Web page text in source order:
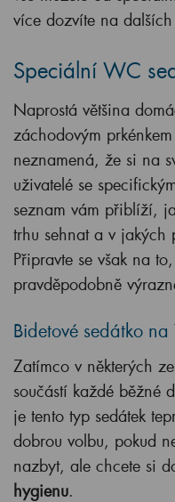
více dozvíte na
Speciální WC
Naprostá většina
záchodovým
neznamená, že si na
uživatelé se
seznam vám přiblíží,
trhu sehnat a v
Připravte se však na
pravděpodobně
Bidetové sedátko
Zatímco v některých
součástí každé běžné
je tento typ sedátek
dobrou volbu, pokud
nazbyt, ale chcete si
hygienu.